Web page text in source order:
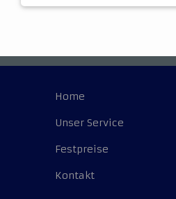
Home
Unser Service
Festpreise
Kontakt